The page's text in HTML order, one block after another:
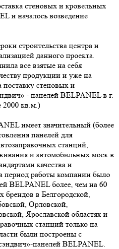
стеновых и кровельных
и началось возведение
строительства центра и
данного проекта.
все взятые на себя
продукции и уже на
стеновых и
- панелей BELPANEL в г.
2000 кв.м.)
имеет значительный (более
панелей для
станций,
и автомобильных моек в
качества и
период работы компании было
BELPANEL более, чем на 60
в Белгородской,
Орловской,
Ярославской областях и
станций только на
были построены с
панелей BELPANEL.